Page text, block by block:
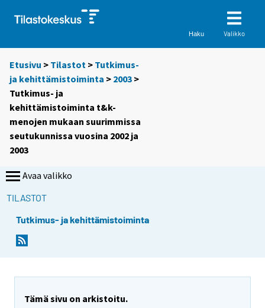
Haku Valikko
Etusivu > Tilastot > Tutkimus-
ja kehittämistoiminta > 2003 >
Tutkimus- ja
kehittämistoiminta t&k-
menojen mukaan suurimmissa
seutukunnissa vuosina 2002 ja
2003
Avaa valikko
TILASTOT
Tutkimus- ja kehittämistoiminta
Tämä sivu on arkistoitu.